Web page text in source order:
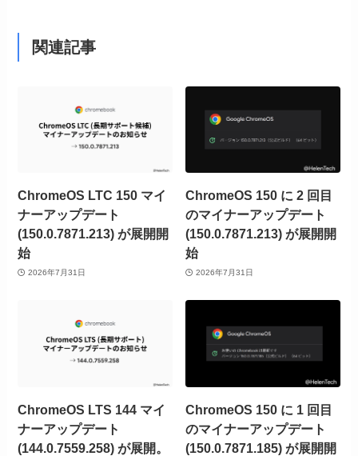
関連記事
ChromeOS LTC 150 マイ
ナーアップデート
(150.0.7871.213) が展開開
始
2026年7月31日
ChromeOS 150 に 2 回目
のマイナーアップデート
(150.0.7871.213) が展開開
始
2026年7月31日
ChromeOS LTS 144 マイ
ナーアップデート
(144.0.7559.258) が展開。
ChromeOS 150 に 1 回目
のマイナーアップデート
(150.0.7871.185) が展開開